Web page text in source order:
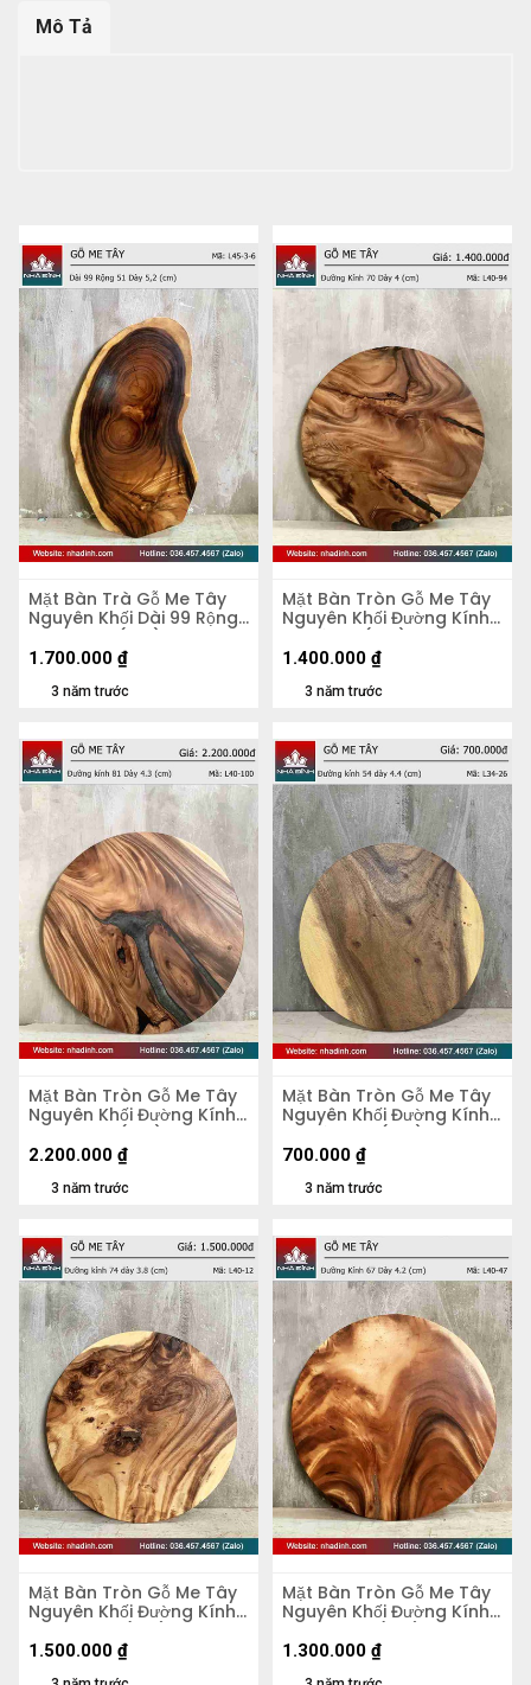
Mô Tả
Mặt Bàn Trà Gỗ Me Tây
Nguyên Khối Dài 99 Rộng
51 Dày 5,2 (cm)
3 năm trước
1.700.000 ₫
Mặt Bàn Tròn Gỗ Me Tây
Nguyên Khối Đường Kính
70 Dày 4 (cm)
3 năm trước
1.400.000 ₫
Mặt Bàn Tròn Gỗ Me Tây
Nguyên Khối Đường Kính
81 Dày 4,3 (cm)
3 năm trước
2.200.000 ₫
Mặt Bàn Tròn Gỗ Me Tây
Nguyên Khối Đường Kính
54 Dày 4.4 (cm)
3 năm trước
700.000 ₫
Mặt Bàn Tròn Gỗ Me Tây
Nguyên Khối Đường Kính
74 Dày 3.8 (cm)
1.500.000 ₫
Mặt Bàn Tròn Gỗ Me Tây
Nguyên Khối Đường Kính
67 Dày 4,2 (cm)
1.300.000 ₫